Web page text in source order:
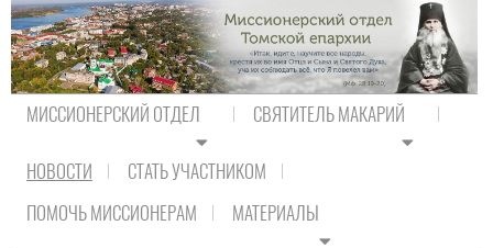
МИССИОНЕРСКИЙ ОТДЕЛ СВЯТИТЕЛЬ МАКАРИЙ
НОВОСТИ
СТАТЬ УЧАСТНИКОМ
ПОМОЧЬ МИССИОНЕРАМ
МАТЕРИАЛЫ
НОВОСТИ ПРАВОСЛАВИЯ